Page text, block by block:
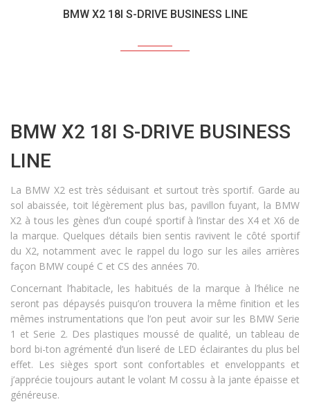
BMW X2 18I S-DRIVE BUSINESS LINE
BMW X2 18I S-DRIVE BUSINESS
LINE
La BMW X2 est très séduisant et surtout très sportif. Garde au
sol abaissée, toit légèrement plus bas, pavillon fuyant, la BMW
X2 à tous les gènes d’un coupé sportif à l’instar des X4 et X6 de
la marque. Quelques détails bien sentis ravivent le côté sportif
du X2, notamment avec le rappel du logo sur les ailes arrières
façon BMW coupé C et CS des années 70.
Concernant l’habitacle, les habitués de la marque à l’hélice ne
seront pas dépaysés puisqu’on trouvera la même finition et les
mêmes instrumentations que l’on peut avoir sur les BMW Serie
1 et Serie 2. Des plastiques moussé de qualité, un tableau de
bord bi-ton agrémenté d’un liseré de LED éclairantes du plus bel
effet. Les sièges sport sont confortables et enveloppants et
j’apprécie toujours autant le volant M cossu à la jante épaisse et
généreuse.